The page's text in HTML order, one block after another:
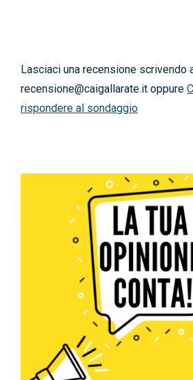
Lasciaci una recensione scrivendo
recensione@caigallarate.it oppure
rispondere al sondaggio